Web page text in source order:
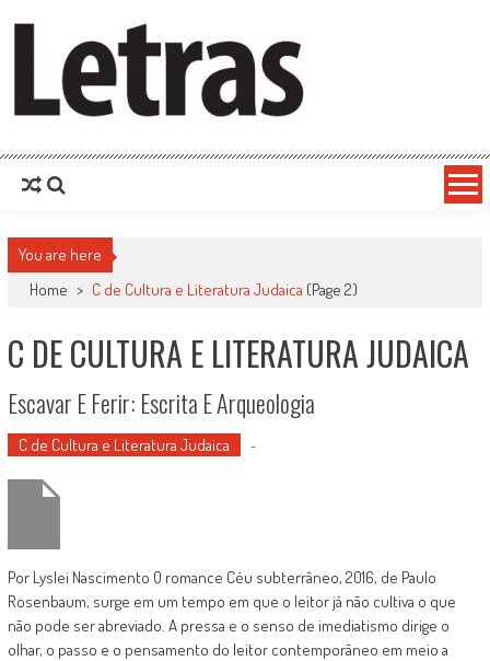
You are here
Home > C de Cultura e Literatura Judaica (Page 2)
C DE CULTURA E LITERATURA JUDAICA
Escavar E Ferir: Escrita E Arqueologia
C de Cultura e Literatura Judaica -
Por Lyslei Nascimento O romance Céu subterrâneo, 2016, de Paulo
Rosenbaum, surge em um tempo em que o leitor já não cultiva o que
não pode ser abreviado. A pressa e o senso de imediatismo dirige o
olhar, o passo e o pensamento do leitor contemporâneo em meio a